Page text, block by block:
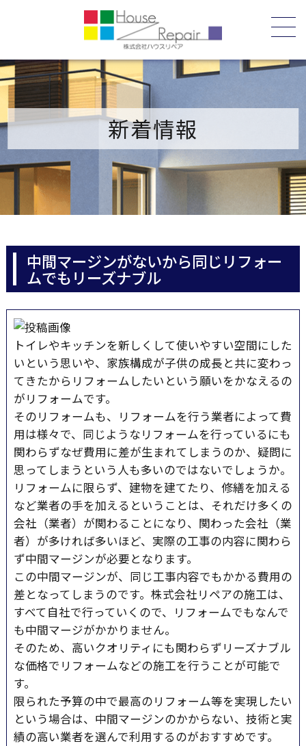
新着情報
中間マージンがないから同じリフォー
ムでもリーズナブル
トイレやキッチンを新しくして使いやすい空間にした
いという思いや、家族構成が子供の成長と共に変わっ
てきたからリフォームしたいという願いをかなえるの
がリフォームです。
そのリフォームも、リフォームを行う業者によって費
用は様々で、同じようなリフォームを行っているにも
関わらずなぜ費用に差が生まれてしまうのか、疑問に
思ってしまうという人も多いのではないでしょうか。
リフォームに限らず、建物を建てたり、修繕を加える
など業者の手を加えるということは、それだけ多くの
会社（業者）が関わることになり、関わった会社（業
者）が多ければ多いほど、実際の工事の内容に関わら
ず中間マージンが必要となります。
この中間マージンが、同じ工事内容でもかかる費用の
差となってしまうのです。株式会社リペアの施工は、
すべて自社で行っていくので、リフォームでもなんで
も中間マージがかかりません。
そのため、高いクオリティにも関わらずリーズナブル
な価格でリフォームなどの施工を行うことが可能で
す。
限られた予算の中で最高のリフォーム等を実現したい
という場合は、中間マージンのかからない、技術と実
績の高い業者を選んで利用するのがおすすめです。